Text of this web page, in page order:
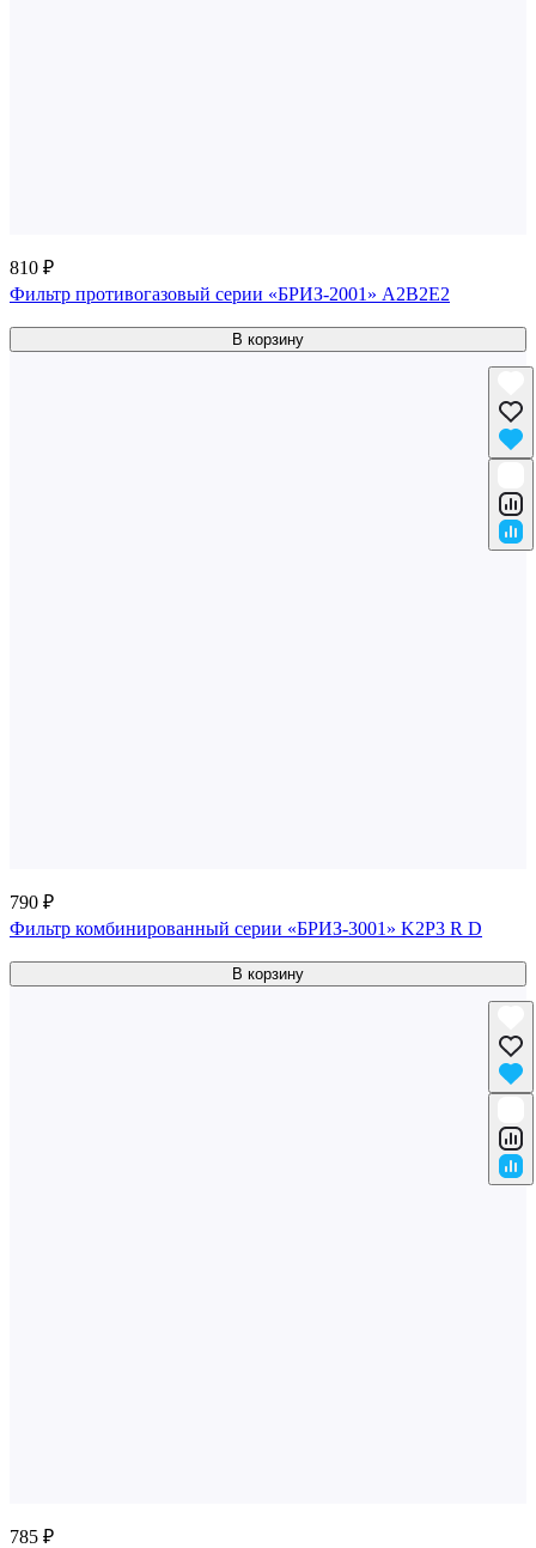
810 ₽
Фильтр противогазовый серии «БРИЗ-2001» A2B2E2
В корзину
790 ₽
Фильтр комбинированный серии «БРИЗ-3001» K2P3 R D
В корзину
785 ₽